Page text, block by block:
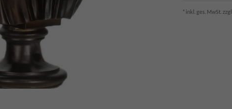
* inkl. ges. MwSt. zzgl.